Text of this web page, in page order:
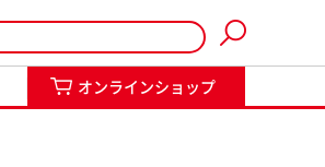
オンラインショップ